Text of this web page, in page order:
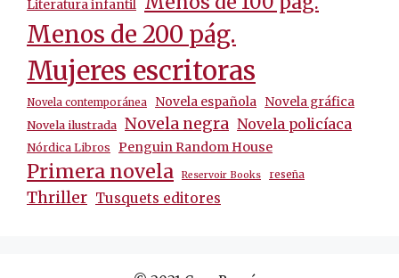
Literatura infantil
Menos de 200 pág.
Mujeres escritoras
Novela contemporánea Novela española Novela gráfica
Novela ilustrada Novela negra Novela policíaca
Nórdica Libros Penguin Random House
Primera novela Reservoir Books reseña
Thriller Tusquets editores